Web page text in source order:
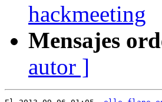
hackmeeting
Mensajes
autor ]